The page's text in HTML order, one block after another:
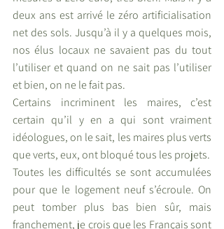
deux ans est arrivé le zéro artificialisation
net des sols. Jusqu’à il y a quelques mois,
nos élus locaux ne savaient pas du tout
l’utiliser et quand on ne sait pas l’utiliser
et bien, on ne le fait pas.
Certains incriminent les maires, c’est
certain qu’il y en a qui sont vraiment
idéologues, on le sait, les maires plus verts
Toutes les difficultés se sont accumulées
pour que le logement neuf s’écroule. On
peut tomber plus bas bien sûr, mais
franchement, je crois que les Français sont